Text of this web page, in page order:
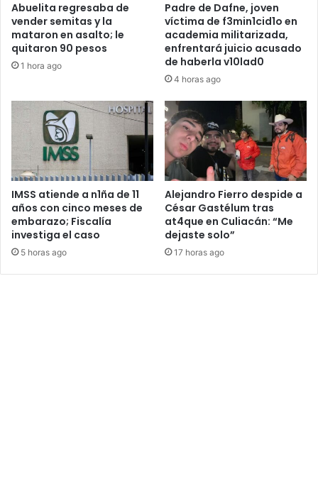
Abuelita regresaba de
vender semitas y la
mataron en asalto; le
quitaron 90 pesos
1 hora ago
Padre de Dafne, joven
víctima de f3min1cid1o en
academia militarizada,
enfrentará juicio acusado
de haberla v10lad0
4 horas ago
IMSS atiende a n1ña de 11
años con cinco meses de
embarazo; Fiscalía
investiga el caso
5 horas ago
Alejandro Fierro despide a
César Gastélum tras
at4que en Culiacán: “Me
dejaste solo”
17 horas ago